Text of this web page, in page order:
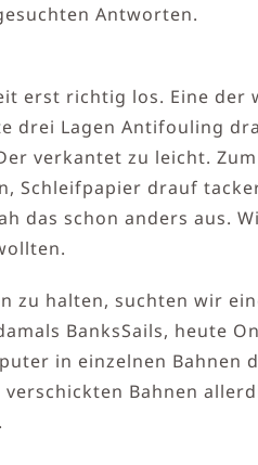
Antworten.
erst richtig los. Eine der
drei Lagen Antifouling
verkantet zu leicht.
Schleifpapier drauf
das schon anders aus.
zu halten, suchten wir
BanksSails, heute
in einzelnen
verschickten Bahnen